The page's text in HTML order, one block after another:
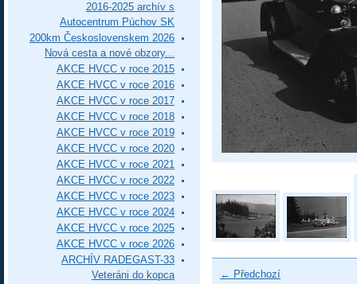
← Předchozí
2016-2025 archív s
Autocentrum Púchov SK
200km Československem 2026
Nová cesta a nové obzory...
AKCE HVCC v roce 2015
AKCE HVCC v roce 2016
AKCE HVCC v roce 2017
AKCE HVCC v roce 2018
AKCE HVCC v roce 2019
AKCE HVCC v roce 2020
AKCE HVCC v roce 2021
AKCE HVCC v roce 2022
AKCE HVCC v roce 2023
AKCE HVCC v roce 2024
AKCE HVCC v roce 2025
AKCE HVCC v roce 2026
ARCHÍV RADEGAST-33
Veteráni do kopca